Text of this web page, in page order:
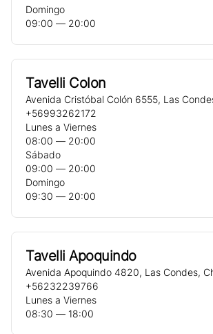
Domingo
09:00 ― 20:00
Tavelli Colon
Avenida Cristóbal Colón 6555, Las
+56993262172
Lunes a Viernes
08:00 ― 20:00
Sábado
09:00 ― 20:00
Domingo
09:30 ― 20:00
Tavelli Apoquindo
Avenida Apoquindo 4820, Las Condes,
+56232239766
Lunes a Viernes
08:30 ― 18:00